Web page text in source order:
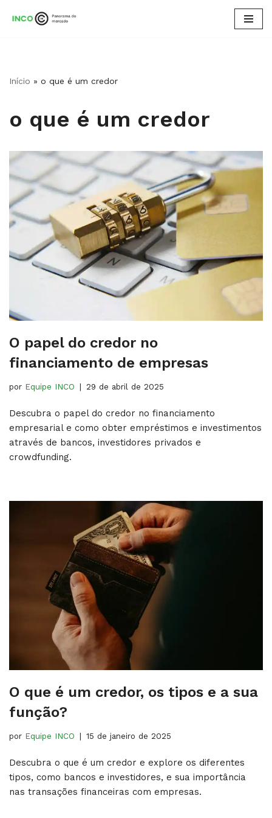
conteúdo
Início » o que é um credor
o que é um credor
O papel do credor no
financiamento de empresas
por Equipe INCO 29 de abril de 2025
Descubra o papel do credor no financiamento
empresarial e como obter empréstimos e investimentos
através de bancos, investidores privados e
crowdfunding.
O que é um credor, os tipos e a sua
função?
por Equipe INCO 15 de janeiro de 2025
Descubra o que é um credor e explore os diferentes
tipos, como bancos e investidores, e sua importância
nas transações financeiras com empresas.